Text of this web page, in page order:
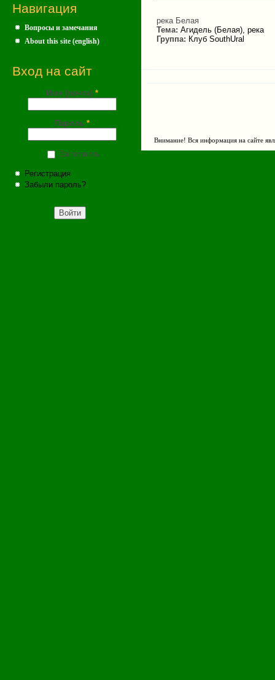
Навигация
Вопросы и замечания
About this site (english)
Вход на сайт
Имя (почта) *
Пароль *
Запомнить
Регистрация
Забыли пароль?
река Белая
Тема: Агидель (Белая), река
Группа: Клуб SouthUral
Внимание! Вся информация на сайте